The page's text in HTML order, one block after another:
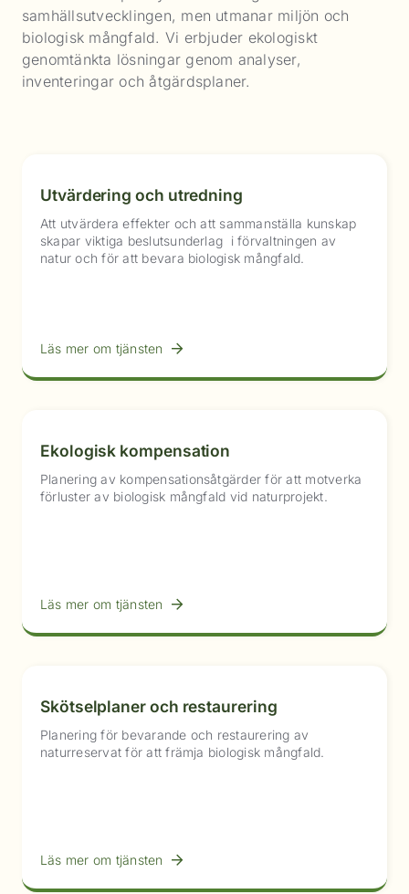
samhällsutvecklingen, men utmanar miljön och
biologisk mångfald. Vi erbjuder ekologiskt
genomtänkta lösningar genom analyser,
inventeringar och åtgärdsplaner.
Utvärdering och utredning
Att utvärdera effekter och att sammanställa kunskap
skapar viktiga beslutsunderlag i förvaltningen av
natur och för att bevara biologisk mångfald.
Läs mer om tjänsten
Ekologisk kompensation
Planering av kompensationsåtgärder för att motverka
förluster av biologisk mångfald vid naturprojekt.
Läs mer om tjänsten
Skötselplaner och restaurering
Planering för bevarande och restaurering av
naturreservat för att främja biologisk mångfald.
Läs mer om tjänsten